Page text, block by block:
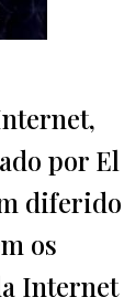
por El
diferido
os
Internet